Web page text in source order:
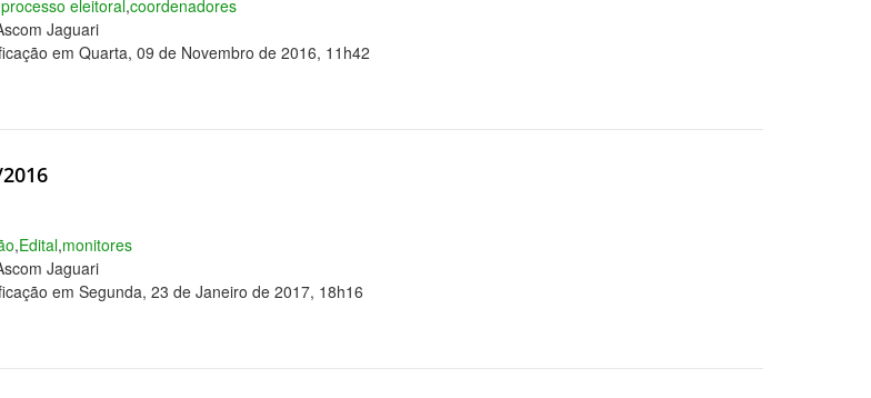
processo eleitoral,coordenadores
Jaguari
em Quarta, 09 de Novembro de 2016, 11h42
,Edital,monitores
Jaguari
em Segunda, 23 de Janeiro de 2017, 18h16